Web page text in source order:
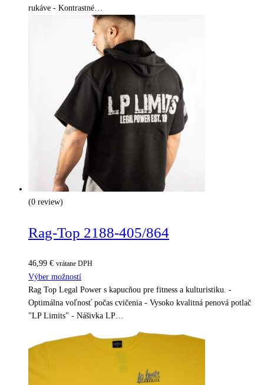
rukáve - Kontrastné…
(0 review)
Rag-Top 2188-405/864
46,99 € vrátane DPH
Výber možností
Rag Top Legal Power s kapucňou pre fitness a kulturistiku. -
Optimálna voľnosť počas cvičenia - Vysoko kvalitná penová potlač
"LP Limits" - Nášivka LP…